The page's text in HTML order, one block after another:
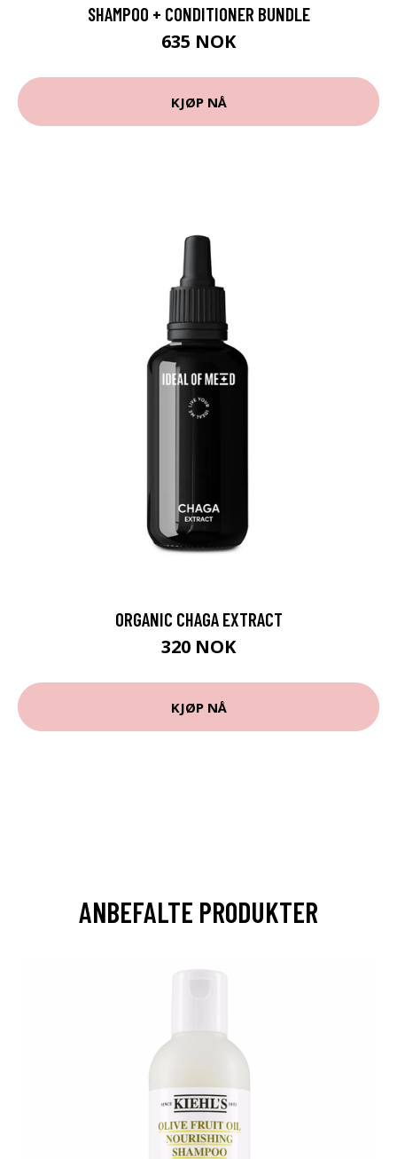
SHAMPOO + CONDITIONER BUNDLE
635 NOK
KJØP NÅ
ORGANIC CHAGA EXTRACT
320 NOK
KJØP NÅ
ANBEFALTE PRODUKTER